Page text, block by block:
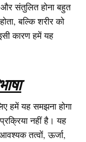
संतुलित होना बहुत
बल्कि शरीर को
कारण हमें यह
हमें यह समझना होगा
नहीं है। यह
तत्वों, ऊर्जा,